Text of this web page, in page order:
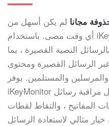
مجانا لم يكن أسهل من
أي وقت مضى. باستخدام iKeyMonitor ، يمكنك الوصول إلى
النصية القصيرة ، بما
الرسائل القصيرة ومحتوى
والمستلمين. يوفر
iKeyMonitor العديد من وظائف التتبع ، مثل مراقبة رسائل
المفاتيح ، والتقاط لقطات
مثالي لاستعادة الرسائل